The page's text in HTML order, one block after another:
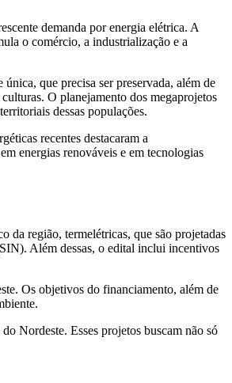
demanda por energia elétrica. A
o comércio, a industrialização e a
que precisa ser preservada, além de
O planejamento dos megaprojetos
dessas populações.
recentes destacaram a
energias renováveis e em tecnologias
da região, termelétricas, que são projetadas
Além dessas, o edital inclui incentivos
Os objetivos do financiamento, além de
Nordeste. Esses projetos buscam não só